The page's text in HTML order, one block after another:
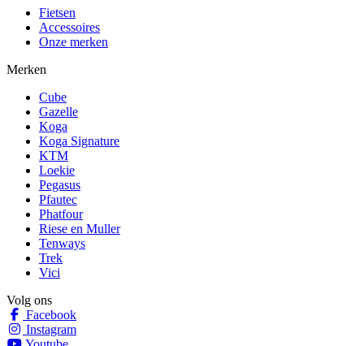
Fietsen
Accessoires
Onze merken
Merken
Cube
Gazelle
Koga
Koga Signature
KTM
Loekie
Pegasus
Pfautec
Phatfour
Riese en Muller
Tenways
Trek
Vici
Volg ons
Facebook
Instagram